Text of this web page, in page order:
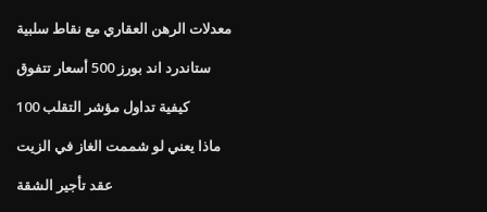
معدلات الرهن العقاري مع نقاط سلبية
ستاندرد اند بورز 500 أسعار تتفوق
كيفية تداول مؤشر التقلب 100
ماذا يعني لو شممت الغاز في الزيت
عقد تأجير الشقة